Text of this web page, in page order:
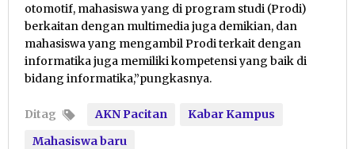
otomotif, mahasiswa yang di program studi (Prodi)
berkaitan dengan multimedia juga demikian, dan
mahasiswa yang mengambil Prodi terkait dengan
informatika juga memiliki kompetensi yang baik di
bidang informatika,”pungkasnya.
Ditag AKN Pacitan
Kabar Kampus
Mahasiswa baru